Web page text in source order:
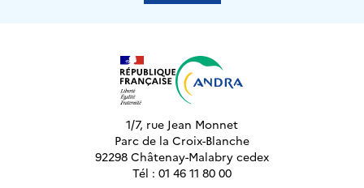
1/7, rue Jean Monnet
Parc de la Croix-Blanche
92298 Châtenay-Malabry cedex
Tél : 01 46 11 80 00